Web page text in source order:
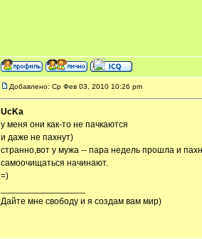
Добавлено: Ср Фев 03, 2010 10:26 pm
UcKa
у меня они как-то не пачкаются
и даже не пахнут)
странно,вот у мужа -- пара недель прошла и
самоочищаться начинают.
=)
Дайте мне свободу и я создам вам мир)